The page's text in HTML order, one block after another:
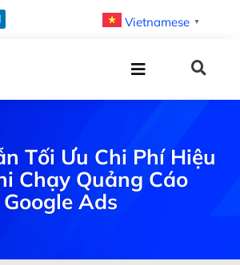
Vietnamese ▼
Tối Ưu Chi Phí Hiệu
Chạy Quảng Cáo
Google Ads